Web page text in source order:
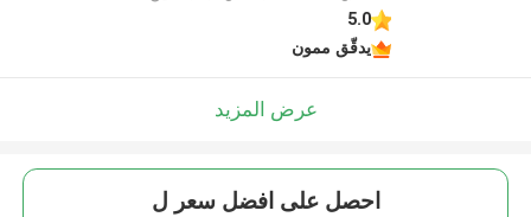
5.0
يدقّق ممون
عرض المزيد
احصل على افضل سعر ل